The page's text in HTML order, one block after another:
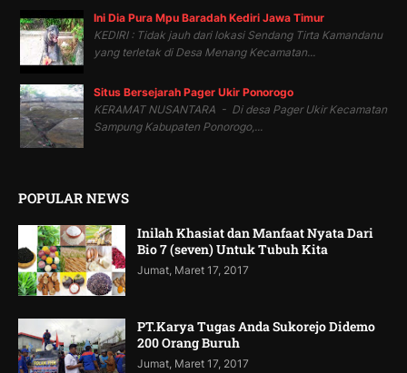
Ini Dia Pura Mpu Baradah Kediri Jawa Timur
KEDIRI : Tidak jauh dari lokasi Sendang Tirta Kamandanu
yang terletak di Desa Menang Kecamatan...
Situs Bersejarah Pager Ukir Ponorogo
KERAMAT NUSANTARA - Di desa Pager Ukir Kecamatan
Sampung Kabupaten Ponorogo,...
POPULAR NEWS
Inilah Khasiat dan Manfaat Nyata Dari
Bio 7 (seven) Untuk Tubuh Kita
Jumat, Maret 17, 2017
PT.Karya Tugas Anda Sukorejo Didemo
200 Orang Buruh
Jumat, Maret 17, 2017